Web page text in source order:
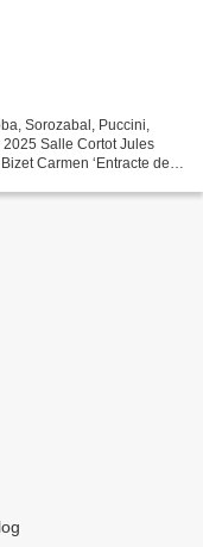
Sorozabal, Puccini,
Salle Cortot Jules
Carmen ‘Entracte de